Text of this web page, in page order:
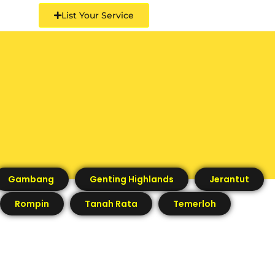
List Your Service
Gambang Genting Highlands
Jerantut
Rompin
Tanah Rata Temerloh